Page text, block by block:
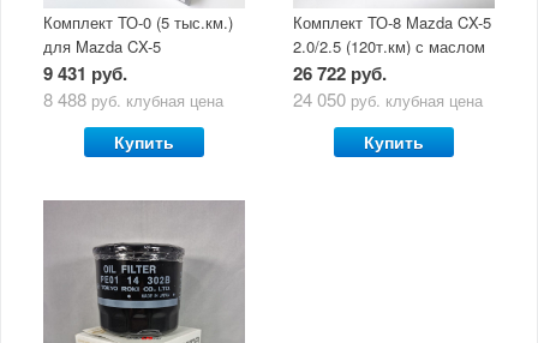
Комплект ТО-0 (5 тыс.км.)
для Mazda CX-5
(двигатель 2.0/2.5) с
маслом Mazda Original Oil
9 431 руб.
8 488 руб. клубная цена
Купить
Комплект ТО-8 Mazda CX-5
2.0/2.5 (120т.км) с маслом
Mazda Original Oil Ultra
5W30
26 722 руб.
24 050 руб. клубная цена
Купить